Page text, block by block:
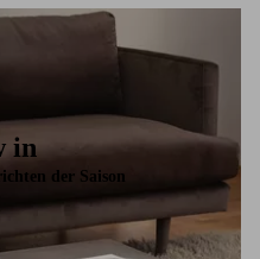
in
der Saison